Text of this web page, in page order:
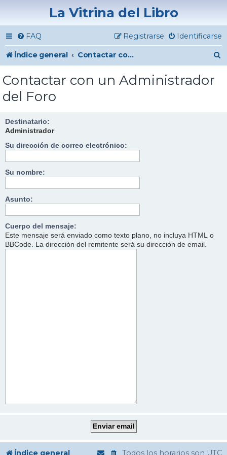
La Vitrina del Libro
FAQ Identificarse
Registrarse
Índice general Contactar con un Administrador del Foro
Contactar con un Administrador
del Foro
Destinatario:
Administrador
Su dirección de correo electrónico:
Su nombre:
Asunto:
Cuerpo del mensaje:
Este mensaje será enviado como texto plano, no incluya HTML o
BBCode. La dirección del remitente será su dirección de email.
Índice general Todos los horarios son UTC